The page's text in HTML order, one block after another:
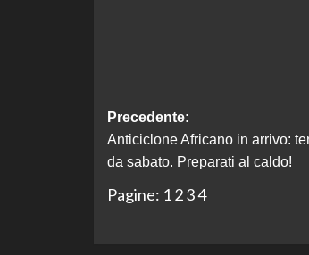
Navigazione
articolo
Precedente:
Anticiclone Africano in arrivo:
da sabato. Preparati al caldo!
Pagine: 1 2 34